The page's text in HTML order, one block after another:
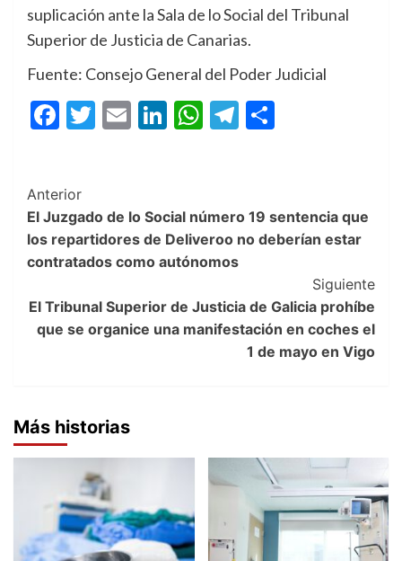
suplicación ante la Sala de lo Social del Tribunal
Superior de Justicia de Canarias.
Fuente: Consejo General del Poder Judicial
Facebook
Twitter
EmailLinkedIn
WhatsApp
Telegram
Post
Navigation
Anterior
El Juzgado de lo Social número 19 sentencia que
los repartidores de Deliveroo no deberían estar
contratados como autónomos
Siguiente
El Tribunal Superior de Justicia de Galicia prohíbe
que se organice una manifestación en coches el
1 de mayo en Vigo
Más historias